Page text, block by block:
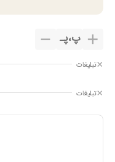
پ،پـ
تبلیغات
تبلیغات